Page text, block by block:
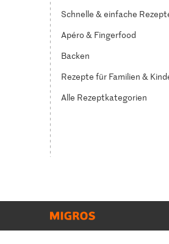
Schnelle & einfache
Apéro & Fingerfood
Backen
Rezepte für Familien &
Alle Rezeptkategorien